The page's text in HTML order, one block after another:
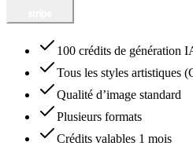
100 crédits de génération
Tous les styles artistiques
Qualité d’image standard
Plusieurs formats
Crédits valables 1 mois